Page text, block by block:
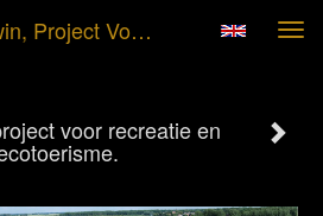
Louis Drent - Het Zwin, Project Voor Recreatie En Ecotoerisme.
voor recreatie en